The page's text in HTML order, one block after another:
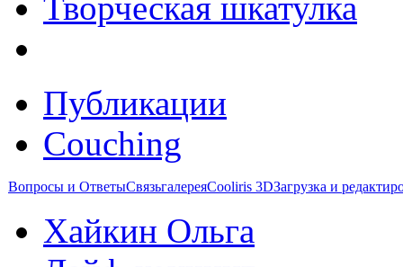
Публикации
Couching
Вопросы и ОтветыСвязьгалереяCooliris 3DЗагрузка и
Хайкин Ольга